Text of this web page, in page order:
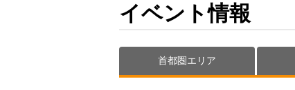
イベント情報
首都圏エリア